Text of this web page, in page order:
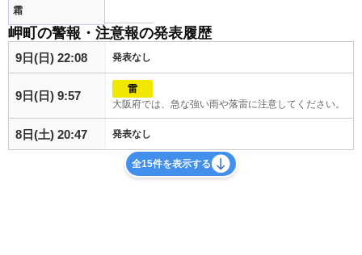
霜
岬町の警報・注意報の発表履歴
9日(日) 22:08 発表なし
9日(日) 9:57
雷
大阪府では、急な強い雨や落雷に注意してください。
8日(土) 20:47 発表なし
全15件を表示する